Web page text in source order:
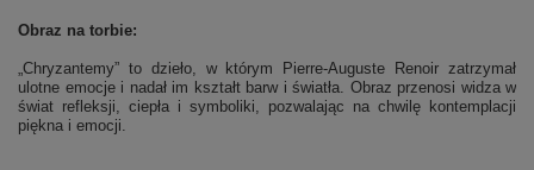
Obraz na torbie:
„Chryzantemy” to dzieło, w którym Pierre-Auguste Renoir zatrzymał
ulotne emocje i nadał im kształt barw i światła. Obraz przenosi widza w
świat refleksji, ciepła i symboliki, pozwalając na chwilę kontemplacji
piękna i emocji.